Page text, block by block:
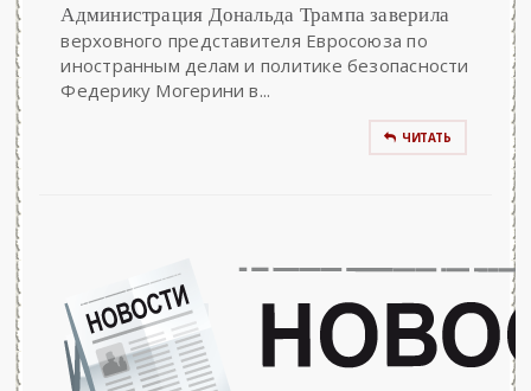
Администрация Дональда Трампа заверила
верховного представителя Евросоюза по
иностранным делам и политике безопасности
Федерику Могерини в...
ЧИТАТЬ